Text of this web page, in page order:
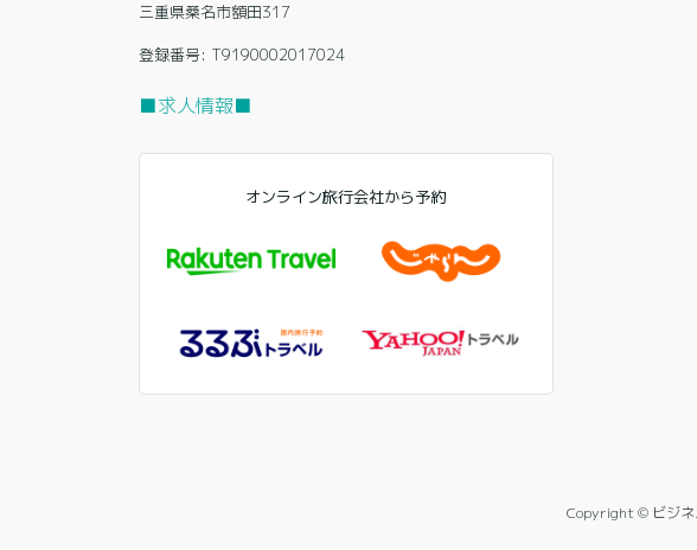
三重県桑名市額田317
登録番号: T9190002017024
■求人情報■
オンライン旅行会社から予約
Copyright © ビジネ